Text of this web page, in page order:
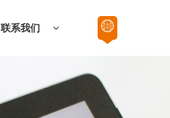
联系我们